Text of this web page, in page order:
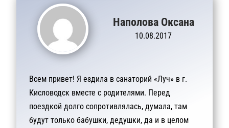
Наполова Оксана
10.08.2017
Всем привет! Я ездила в санаторий «Луч» в г.
Кисловодск вместе с родителями. Перед
поездкой долго сопротивлялась, думала, там
будут только бабушки, дедушки, да и в целом